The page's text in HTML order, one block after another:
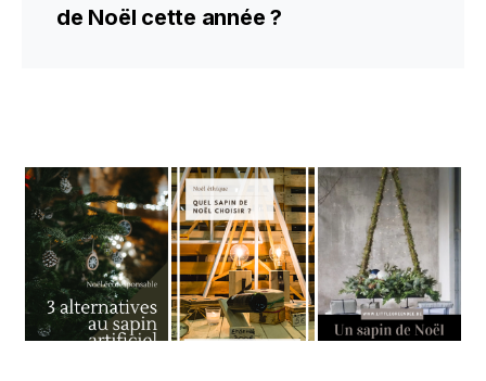
de Noël cette année ?